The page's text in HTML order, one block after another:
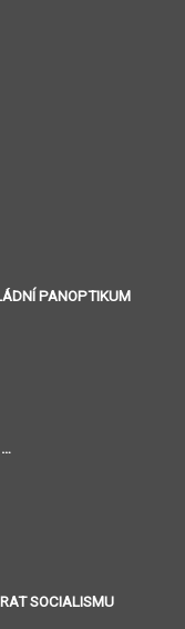
PANOPTIKUM
…
SOCIALISMU